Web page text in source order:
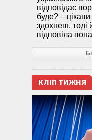
відповідає
буде? –
здохнеш, тоді
відповіла
КЛІП ТИЖНЯ